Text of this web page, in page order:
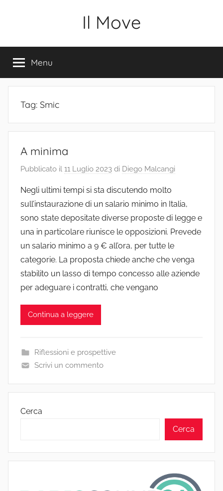
Il Move
Menu
Tag: Smic
A minima
Pubblicato il 11 Luglio 2023 di Diego Malcangi
Negli ultimi tempi si sta discutendo molto
sull’instaurazione di un salario minimo in Italia,
sono state depositate diverse proposte di legge e
una in particolare riunisce le opposizioni. Prevede
un salario minimo a 9 € all’ora, per tutte le
categorie. La proposta chiede anche che venga
stabilito un lasso di tempo concesso alle aziende
per adeguare i contratti, che vengano
Continua a leggere
Riflessioni e prospettive
Scrivi un commento
Cerca
Cerca